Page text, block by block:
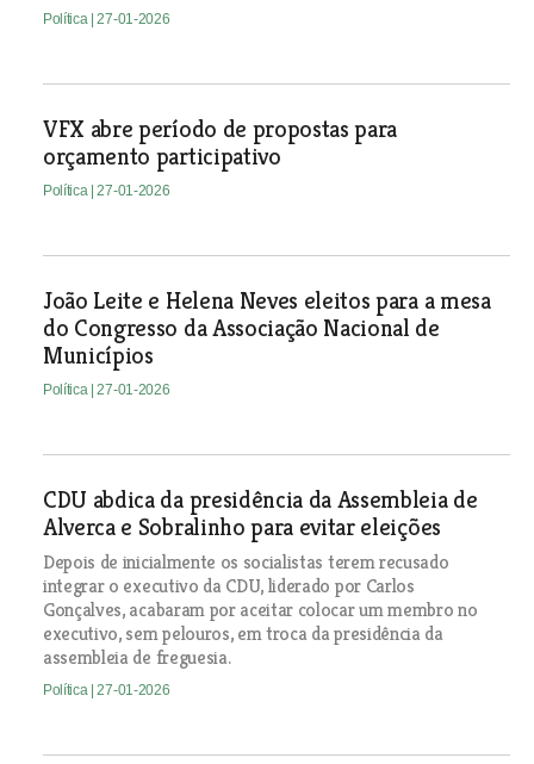
Política | 27-01-2026
VFX abre período de propostas para
orçamento participativo
Política | 27-01-2026
João Leite e Helena Neves eleitos para a mesa
do Congresso da Associação Nacional de
Municípios
Política | 27-01-2026
CDU abdica da presidência da Assembleia de
Alverca e Sobralinho para evitar eleições
Depois de inicialmente os socialistas terem recusado
integrar o executivo da CDU, liderado por Carlos
Gonçalves, acabaram por aceitar colocar um membro no
executivo, sem pelouros, em troca da presidência da
assembleia de freguesia.
Política | 27-01-2026